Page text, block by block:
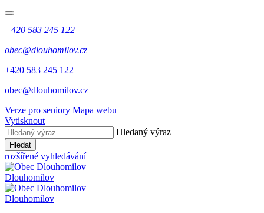
+420 583 245 122
obec@dlouhomilov.cz
+420 583 245 122
obec@dlouhomilov.cz
Verze pro seniory Mapa webu
Vytisknout
Hledaný výraz
Hledat
rozšířené vyhledávání
Dlouhomilov
Dlouhomilov